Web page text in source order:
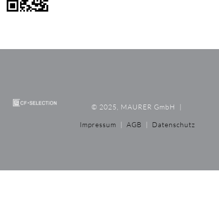
© 2025, MAURER GmbH |
Impressum | AGB | Datenschutz